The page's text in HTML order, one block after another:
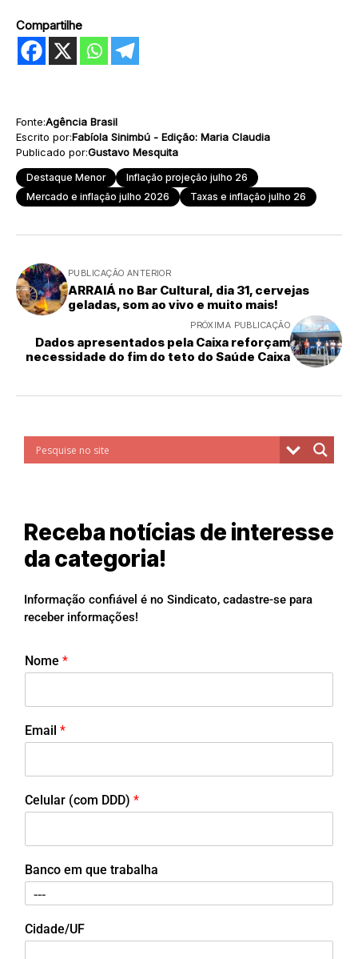
Compartilhe
Fonte:Agência Brasil
Escrito por:Fabíola Sinimbú - Edição: Maria Claudia
Publicado por:Gustavo Mesquita
Destaque Menor
Inflação projeção julho 26
Mercado e inflação julho 2026
Taxas e inflação julho 26
PUBLICAÇÃO ANTERIOR
ARRAIÁ no Bar Cultural, dia 31, cervejas
geladas, som ao vivo e muito mais!
PRÓXIMA PUBLICAÇÃO
Dados apresentados pela Caixa reforçam
necessidade do fim do teto do Saúde Caixa
Receba notícias de interesse
da categoria!
Informação confiável é no Sindicato, cadastre-se para
receber informações!
Nome *
Email *
Celular (com DDD) *
Banco em que trabalha
Cidade/UF